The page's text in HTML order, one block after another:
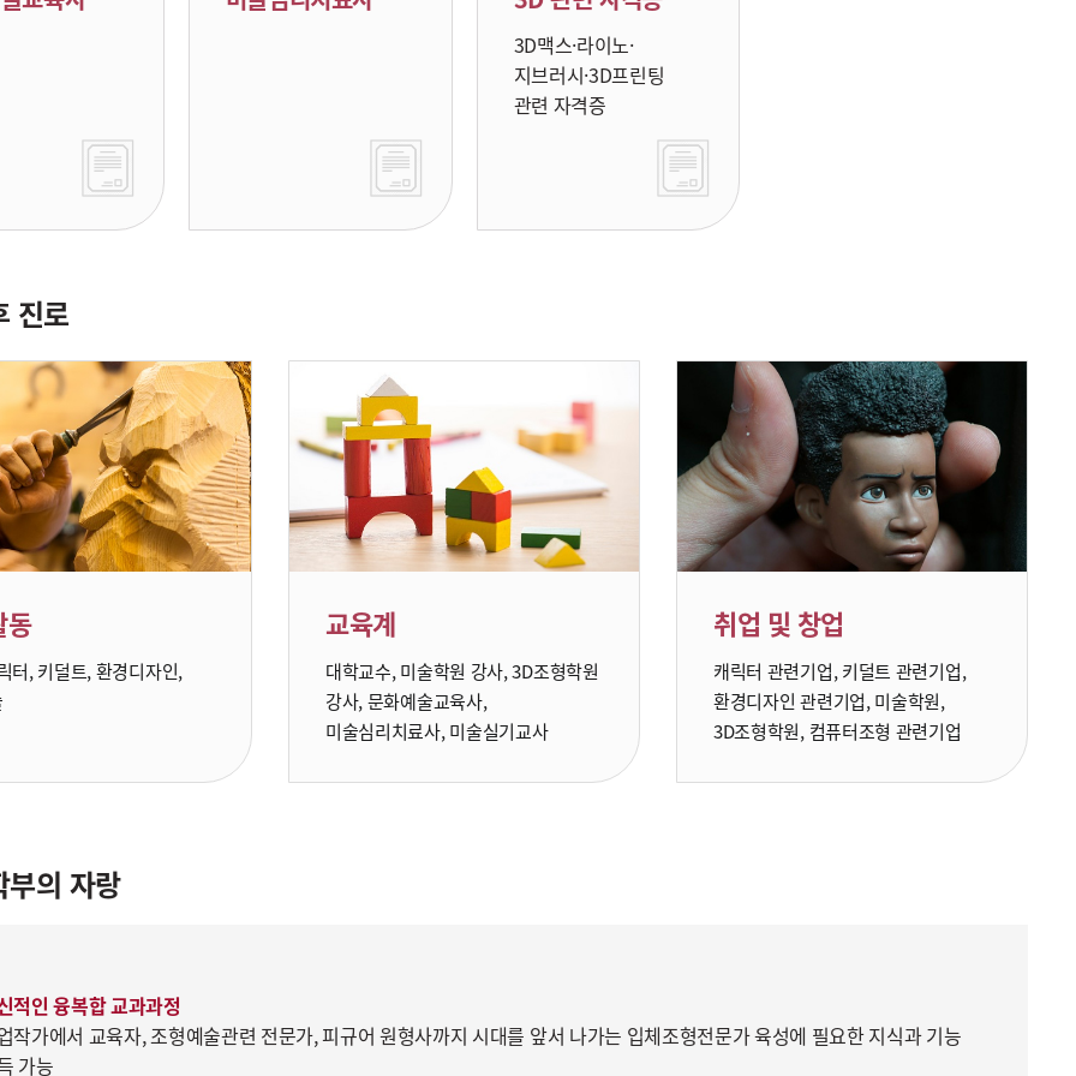
3D맥스·라이노·
지브러시·3D프린팅
관련 자격증
진로
동
터, 키덜트, 환경디자인,
교육계
대학교수, 미술학원 강사, 3D조형학원
강사, 문화예술교육사,
미술심리치료사, 미술실기교사
취업 및 창업
캐릭터 관련기업, 키덜트 관련기업,
환경디자인 관련기업, 미술학원,
3D조형학원, 컴퓨터조형 관련기업
부의 자랑
적인 융복합 교과과정
작가에서 교육자, 조형예술관련 전문가, 피규어 원형사까지 시대를 앞서 나가는 입체조형전문가 육성에 필요한 지식과 기능
가능